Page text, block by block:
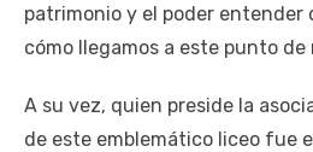
patrimonio y el poder entender
cómo llegamos a este punto de
A su vez, quien preside la
de este emblemático liceo fue